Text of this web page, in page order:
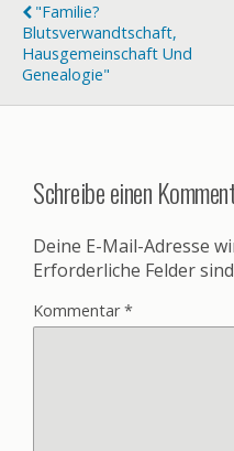
"Familie?
Blutsverwandtschaft,
Hausgemeinschaft Und
Genealogie"
Schreibe einen
Deine E-Mail-Adresse
Erforderliche Felder
Kommentar*